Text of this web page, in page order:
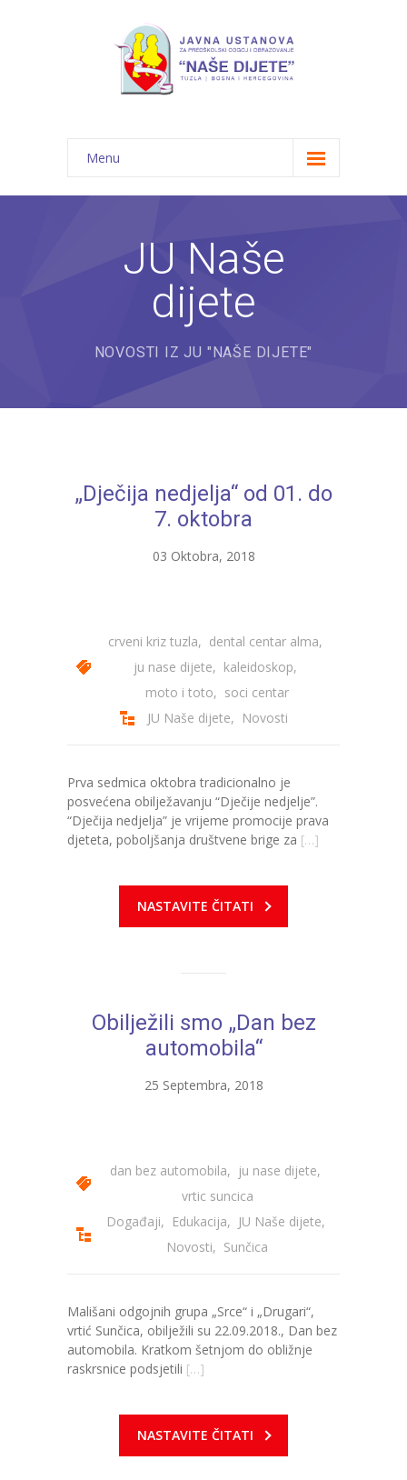
Menu
Početna
O nama
-- JU "Naše dijete"
-- Vrtići
---- Jelenko
---- Snjeguljica
---- Sunčica
---- Zvjezdica
---- Zvončica
-- Stručni tim
-- Javne nabavke
---- Nabavka usluga iz anexa II dio B
-- Konkursi
-- Edukacije za roditelje
-- Edukacije zaposlenika
Za roditelje
-- Jelovnik za djecu
-- Obrasci i zahtjevi
JU Naše
dijete
NOVOSTI IZ JU "NAŠE DIJETE"
„Dječija nedjelja“ od 01. do
7. oktobra
03 Oktobra, 2018
crveni kriz tuzla, dental centar alma,
ju nase dijete, kaleidoskop,
moto i toto, soci centar
JU Naše dijete, Novosti
Prva sedmica oktobra tradicionalno je
posvećena obilježavanju “Dječije nedjelje”.
“Dječija nedjelja” je vrijeme promocije prava
djeteta, poboljšanja društvene brige za […]
NASTAVITE ČITATI
Obilježili smo „Dan bez
automobila“
25 Septembra, 2018
dan bez automobila, ju nase dijete,
vrtic suncica
Događaji, Edukacija, JU Naše dijete,
Novosti, Sunčica
Mališani odgojnih grupa „Srce“ i „Drugari“,
vrtić Sunčica, obilježili su 22.09.2018., Dan bez
automobila. Kratkom šetnjom do obližnje
raskrsnice podsjetili […]
NASTAVITE ČITATI